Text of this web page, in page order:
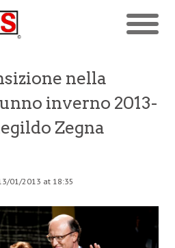
nella
inverno 2013-
Zegna
01/2013 at 18:35